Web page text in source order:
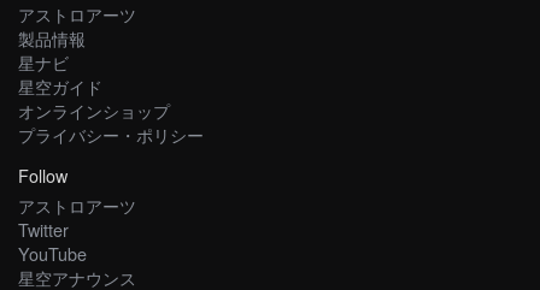
アストロアーツ
製品情報
星ナビ
星空ガイド
オンラインショップ
プライバシー・ポリシー
Follow
アストロアーツ
Twitter
YouTube
星空アナウンス